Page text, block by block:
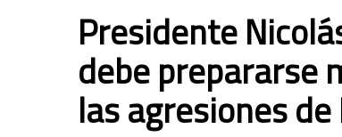
Presidente
debe prepararse
las agresiones de